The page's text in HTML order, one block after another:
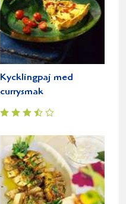
Kycklingpaj med
currysmak